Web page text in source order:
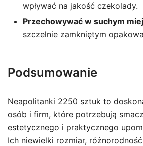
wpływać na jakość czekolady.
Przechowywać w suchym
szczelnie zamkniętym
Podsumowanie
Neapolitanki 2250 sztuk to
osób i firm, które potrzebują
estetycznego i praktycznego
Ich niewielki rozmiar,